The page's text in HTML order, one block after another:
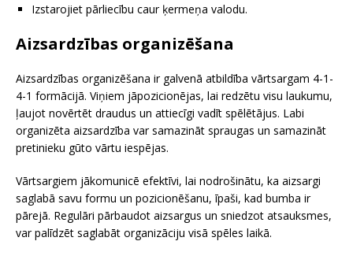
Izstarojiet pārliecību caur ķermeņa valodu.
Aizsardzības organizēšana
Aizsardzības organizēšana ir galvenā atbildība vārtsargam 4-1-
4-1 formācijā. Viņiem jāpozicionējas, lai redzētu visu laukumu,
ļaujot novērtēt draudus un attiecīgi vadīt spēlētājus. Labi
organizēta aizsardzība var samazināt spraugas un samazināt
pretinieku gūto vārtu iespējas.
Vārtsargiem jākomunicē efektīvi, lai nodrošinātu, ka aizsargi
saglabā savu formu un pozicionēšanu, īpaši, kad bumba ir
pārejā. Regulāri pārbaudot aizsargus un sniedzot atsauksmes,
var palīdzēt saglabāt organizāciju visā spēles laikā.